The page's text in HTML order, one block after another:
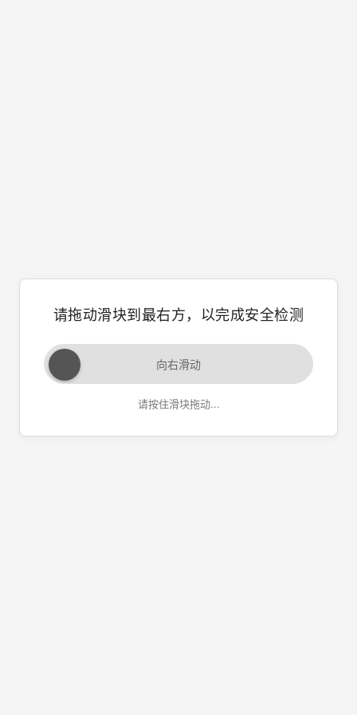
请拖动滑块到最右方，以完成安全检测
向右滑动
请按住滑块拖动...